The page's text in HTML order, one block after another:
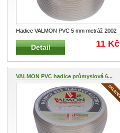
Hadice VALMON PVC 5 mm metráž 2002
Hadice jednovrstvá z PVC pro
Detail 11 Kč
VALMON PVC hadice průmyslová 6...